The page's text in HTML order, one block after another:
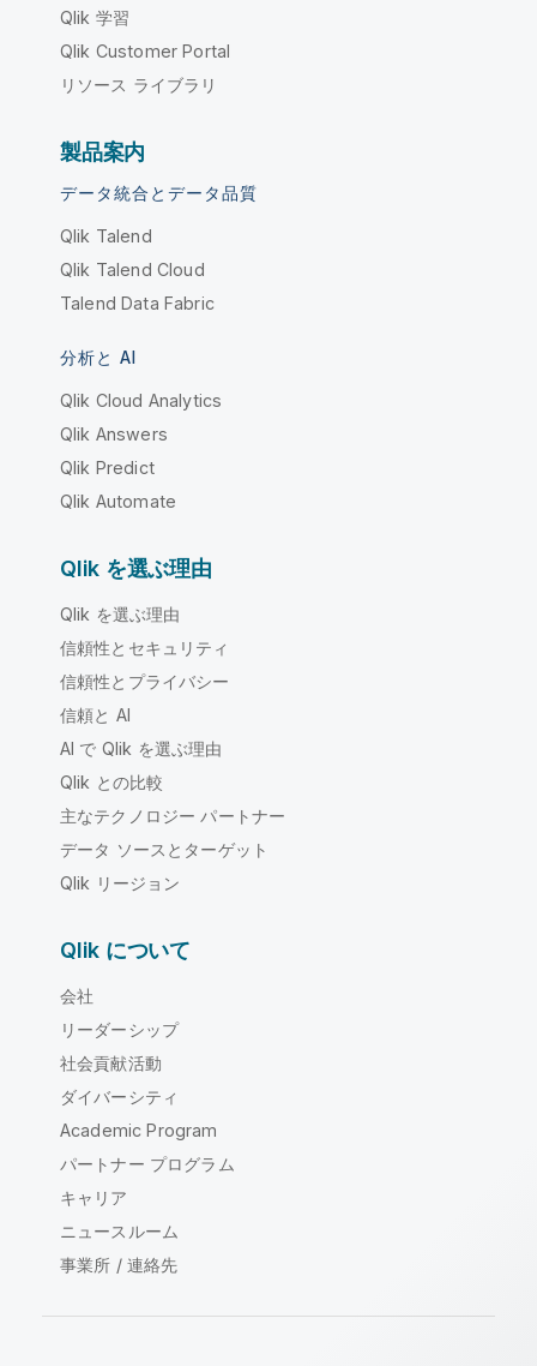
Qlik 学習
Qlik Customer Portal
リソース ライブラリ
製品案内
データ統合とデータ品質
Qlik Talend
Qlik Talend Cloud
Talend Data Fabric
分析と AI
Qlik Cloud Analytics
Qlik Answers
Qlik Predict
Qlik Automate
Qlik を選ぶ理由
Qlik を選ぶ理由
信頼性とセキュリティ
信頼性とプライバシー
信頼と AI
AI で Qlik を選ぶ理由
Qlik との比較
主なテクノロジー パートナー
データ ソースとターゲット
Qlik リージョン
Qlik について
会社
リーダーシップ
社会貢献活動
ダイバーシティ
Academic Program
パートナー プログラム
キャリア
ニュースルーム
事業所 / 連絡先